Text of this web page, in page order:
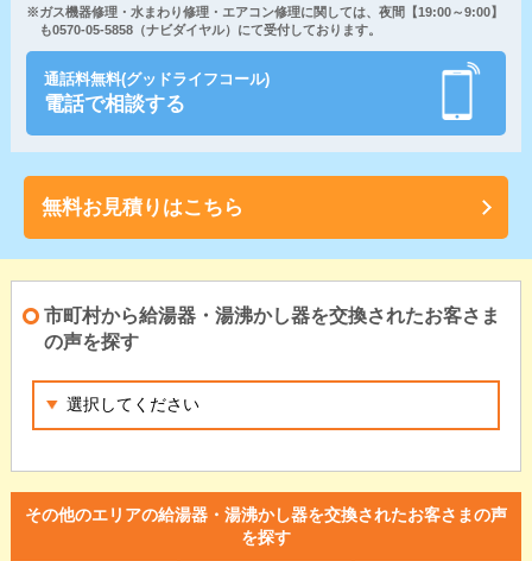
※ガス機器修理・水まわり修理・エアコン修理に関しては、夜間【19:00～9:00】
も0570-05-5858（ナビダイヤル）にて受付しております。
通話料無料(グッドライフコール)
電話で相談する
無料お見積りはこちら
市町村から給湯器・湯沸かし器を交換されたお客さま
の声を探す
その他のエリアの給湯器・湯沸かし器を交換されたお客さまの声
を探す